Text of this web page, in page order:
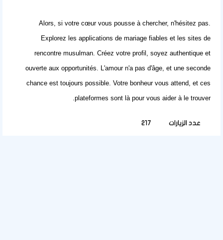
Alors, si votre cœur vous pousse à chercher, n'hésitez pas.
Explorez les applications de mariage fiables et les sites de
rencontre musulman. Créez votre profil, soyez authentique et
ouverte aux opportunités. L'amour n'a pas d'âge, et une seconde
chance est toujours possible. Votre bonheur vous attend, et ces
plateformes sont là pour vous aider à le trouver.
عدد الزيارات 217